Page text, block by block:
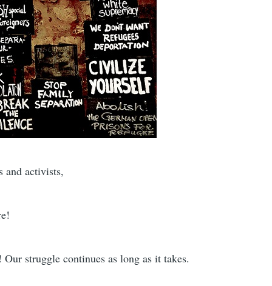
and activists,
Our struggle continues as long as it takes.